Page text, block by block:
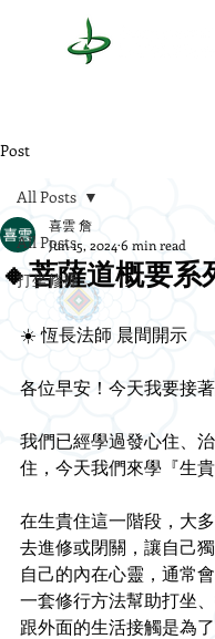
Post
All Posts
打坐修禪
All Posts
🔸菩薩道概要系
喜雲 詹
Jun 15, 2024 6 min read
☀️ 恆長法師 晨間開示
各位早安！今天我要接著
我們已經學過發心住、
住，今天我們來學『生貴
在生貴住這一階段，大
去進修或閉關，讓自己
自己的內在心靈，通常
一套修行方法幫助打坐
跟外面的生活接觸是為